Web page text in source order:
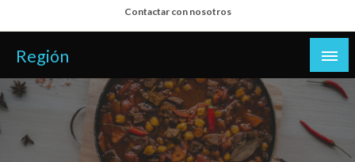
al
contenido
Contactar con nosotros
Región